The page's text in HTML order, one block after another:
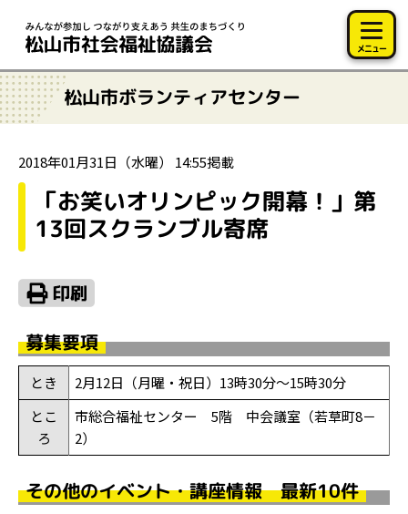
メニュー
松山市ボランティアセンター
2018年01月31日（水曜） 14:55掲載
「お笑いオリンピック開幕！」第
13回スクランブル寄席
募集要項
とき
2月12日（月曜・祝日）13時30分～15時30分
とこ
ろ
市総合福祉センター 5階 中会議室（若草町8－
2）
その他のイベント・講座情報 最新10件